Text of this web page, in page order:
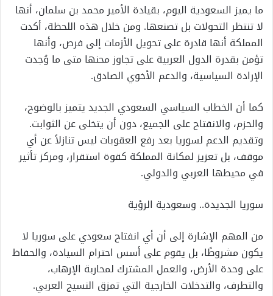
ما يميز السعودية اليوم، بقيادة الأمير محمد بن سلمان، أنها
لا تنتظر التحولات بل تصنعها. ومن خلال هذه اللحظة، أكدت
المملكة أنها قادرة على تحويل الأزمات إلى فرص، وأنها
تؤمن بقدرة الدول العربية على تجاوز محنها متى ما وُجدت
الإرادة السياسية، والدعم الأخوي الصادق.
كما أن الخطاب السياسي السعودي الجديد يتميز بالوضوح،
والحزم، والانفتاح على الجميع، دون أن يتخلى عن الثوابت.
وتقديم الدعم لسوريا بعد رفع العقوبات ليس تنازلاً عن أي
موقف، بل تعزيز لمكانة المملكة كقوة استقرار، ومركز تأثير
في محيطها العربي والدولي.
سوريا الجديدة.. وسعودية الرؤية
من المهم الإشارة إلى أن أي انفتاح سعودي على سوريا لا
يكون مشروطًا، بل يقوم على أسس احترام السيادة، والحفاظ
على وحدة الأرض، والعمل المشترك لمحاربة الإرهاب،
والتطرف، والتدخلات الخارجية التي تمزق النسيج العربي.